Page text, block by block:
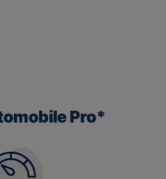
Pro*